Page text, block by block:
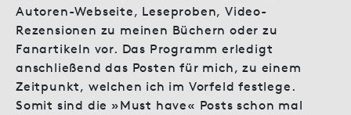
Autoren-Webseite, Leseproben, Video-
Rezensionen zu meinen Büchern oder zu
Fanartikeln vor. Das Programm erledigt
anschließend das Posten für mich, zu einem
Zeitpunkt, welchen ich im Vorfeld festlege.
Somit sind die »Must have« Posts schon mal